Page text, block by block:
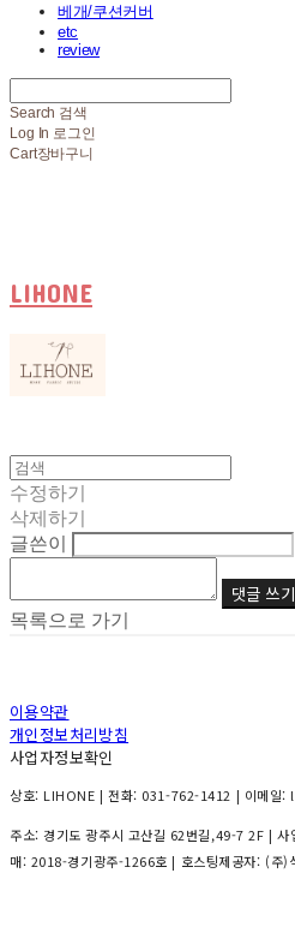
베개/쿠션커버
etc
review
Search 검색
Log In 로그인
Cart장바구니
LIHONE
수정하기
삭제하기
글쓴이
댓글 쓰기
목록으로 가기
이용약관
개인정보처리방침
사업자정보확인
상호: LIHONE | 전화: 031-762-1412 | 이메
주소: 경기도 광주시 고산길 62번길,49-7 2F | 사
매: 2018-경기광주-1266호 | 호스팅제공자: (주)